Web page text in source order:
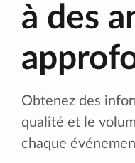
à des
Obtenez des
qualité et le
chaque